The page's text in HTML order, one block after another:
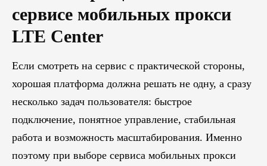
сервисе мобильных прокси
LTE Center
Если смотреть на сервис с практической стороны,
хорошая платформа должна решать не одну, а сразу
несколько задач пользователя: быстрое
подключение, понятное управление, стабильная
работа и возможность масштабирования. Именно
поэтому при выборе сервиса мобильных прокси
Похожиестатьи
Блог
ПЕРЕЙТИ В БЛОГ